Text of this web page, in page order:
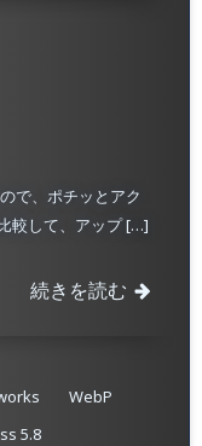
で、ポチッとアク
較して、アップ […]
続きを読む
WebP
5.8